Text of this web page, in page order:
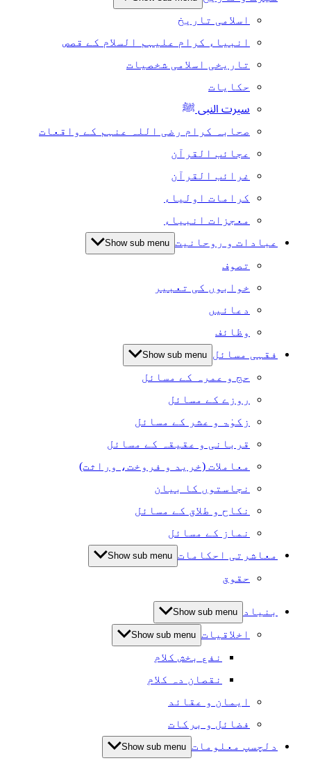
اسلامی تاریخ
انبیاء کرام علیہم السلام کے قصص
تاریخی اسلامی شخصیات
حکایات
سیرت النبی ﷺ
صحابہ کرام رضی اللہ عنہم کے واقعات
عجائب القرآن
غرائب القرآن
کرامات اولیاء
معجزات انبیاء
عبادات و روحانیت Show sub menu
تصوف
خوابوں کی تعبیر
دعائیں
وظائف
فقہی مسائل Show sub menu
حج و عمرہ کے مسائل
روزے کے مسائل
زکوٰۃ و عشر کے مسائل
قربانی و عقیقہ کے مسائل
معاملات (خرید و فروخت، وراثت)
نجاستوں کا بیان
نکاح و طلاق کے مسائل
نماز کے مسائل
معاشرتی احکامات Show sub menu
حقوق
بنیاد Show sub menu
اخلاقیات Show sub menu
نفع بخش کلام
نقصان دہ کلام
ایمان و عقائد
فضائل و برکات
دلچسپ معلومات Show sub menu